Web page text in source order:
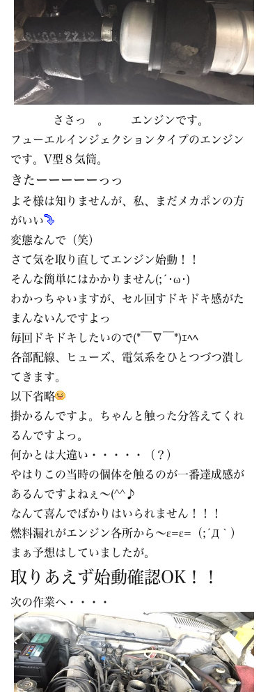
ささっ 。 エンジンです。
フューエルインジェクションタイプのエンジン
です。V型８気筒。
きたーーーーーっっ
よそ様は知りませんが、私、まだメカポンの方
がいい
変態なんで（笑）
さて気を取り直してエンジン始動！！
そんな簡単にはかかりません(;´･ω･)
わかっちゃいますが、セル回すドキドキ感がた
まんないんですよっ
毎回ドキドキしたいので(*￣∇￣*)ｴﾍﾍ
各部配線、ヒューズ、電気系をひとつづつ潰し
てきます。
以下省略
掛かるんですよ。ちゃんと触った分答えてくれ
るんですよっ。
何かとは大違い・・・・・（？）
やはりこの当時の個体を触るのが一番達成感が
あるんですよねぇ～(^^♪
なんて喜んでばかりはいられません！！！
燃料漏れがエンジン各所から～ε=ε=（;´Д｀）
まぁ予想はしていましたが。
取りあえず始動確認OK！！
次の作業へ・・・・